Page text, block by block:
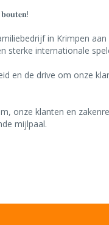
in Krimpen
sterke internationale
en de drive om onze
onze klanten en
mijlpaal.